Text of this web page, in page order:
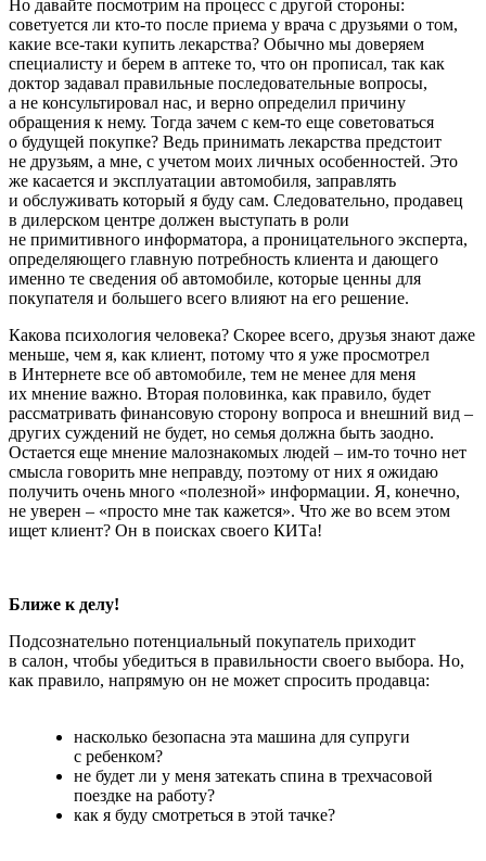
Но давайте посмотрим на процесс с другой стороны:
советуется ли кто-то после приема у врача с друзьями о том,
какие все-таки купить лекарства? Обычно мы доверяем
специалисту и берем в аптеке то, что он прописал, так как
доктор задавал правильные последовательные вопросы,
а не консультировал нас, и верно определил причину
обращения к нему. Тогда зачем с кем-то еще советоваться
о будущей покупке? Ведь принимать лекарства предстоит
не друзьям, а мне, с учетом моих личных особенностей. Это
же касается и эксплуатации автомобиля, заправлять
и обслуживать который я буду сам. Следовательно, продавец
в дилерском центре должен выступать в роли
не примитивного информатора, а проницательного эксперта,
определяющего главную потребность клиента и дающего
именно те сведения об автомобиле, которые ценны для
покупателя и большего всего влияют на его решение.
Какова психология человека? Скорее всего, друзья знают даже
меньше, чем я, как клиент, потому что я уже просмотрел
в Интернете все об автомобиле, тем не менее для меня
их мнение важно. Вторая половинка, как правило, будет
рассматривать финансовую сторону вопроса и внешний вид –
других суждений не будет, но семья должна быть заодно.
Остается еще мнение малознакомых людей – им-то точно нет
смысла говорить мне неправду, поэтому от них я ожидаю
получить очень много «полезной» информации. Я, конечно,
не уверен – «просто мне так кажется». Что же во всем этом
ищет клиент? Он в поисках своего КИТа!
Ближе к делу!
Подсознательно потенциальный покупатель приходит
в салон, чтобы убедиться в правильности своего выбора. Но,
как правило, напрямую он не может спросить продавца:
насколько безопасна эта машина для супруги
с ребенком?
не будет ли у меня затекать спина в трехчасовой
поездке на работу?
как я буду смотреться в этой тачке?